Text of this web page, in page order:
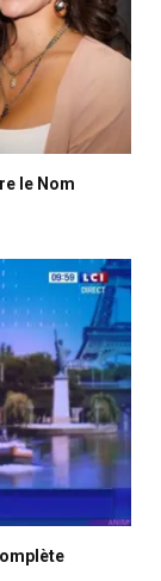
le Nom